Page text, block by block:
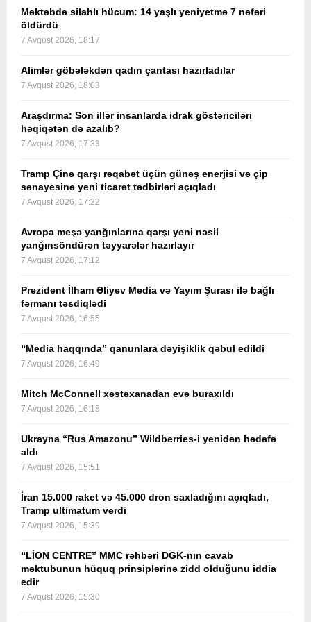
Məktəbdə silahlı hücum: 14 yaşlı yeniyetmə 7 nəfəri
öldürdü
7 Avqust 2026, 18:17
Alimlər göbələkdən qadın çantası hazırladılar
7 Avqust 2026, 18:03
Araşdırma: Son illər insanlarda idrak göstəriciləri
həqiqətən də azalıb?
7 Avqust 2026, 17:33
Tramp Çinə qarşı rəqabət üçün günəş enerjisi və çip
sənayesinə yeni ticarət tədbirləri açıqladı
7 Avqust 2026, 17:22
Avropa meşə yanğınlarına qarşı yeni nəsil
yanğınsöndürən təyyarələr hazırlayır
7 Avqust 2026, 17:12
Prezident İlham Əliyev Media və Yayım Şurası ilə bağlı
fərmanı təsdiqlədi
7 Avqust 2026, 16:55
“Media haqqında” qanunlara dəyişiklik qəbul edildi
7 Avqust 2026, 16:49
Mitch McConnell xəstəxanadan evə buraxıldı
7 Avqust 2026, 16:18
Ukrayna “Rus Amazonu” Wildberries-i yenidən hədəfə
aldı
7 Avqust 2026, 15:51
İran 15.000 raket və 45.000 dron saxladığını açıqladı,
Tramp ultimatum verdi
7 Avqust 2026, 15:39
“LİON CENTRE” MMC rəhbəri DGK-nın cavab
məktubunun hüquq prinsiplərinə zidd olduğunu iddia
edir
7 Avqust 2026, 15:30